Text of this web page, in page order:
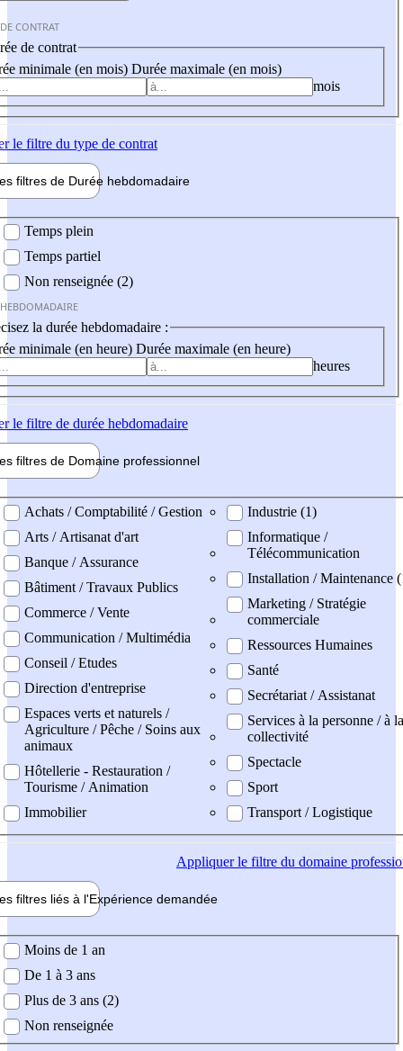
CONTRAT
de contrat
minimale (en mois) Durée maximale (en mois)
mois
le filtre du type de contrat
filtres de Durée hebdomadaire
Temps plein
Temps partiel
Non renseignée (2)
la durée hebdomadaire :
minimale (en heure) Durée maximale (en heure)
heures
le filtre de durée hebdomadaire
filtres de Domaine professionnel
professionel
Achats / Comptabilité / Gestion
Arts / Artisanat d'art
Banque / Assurance
Bâtiment / Travaux Publics
Commerce / Vente
Communication / Multimédia
Conseil / Etudes
Direction d'entreprise
Espaces verts et naturels /
Agriculture / Pêche / Soins aux
animaux
Hôtellerie - Restauration /
Tourisme / Animation
Immobilier
Industrie (1)
Informatique /
Télécommunication
Installation / Maintenance
Marketing / Stratégie
commerciale
Ressources Humaines
Santé
Secrétariat / Assistanat
Services à la personne / à la
collectivité
Spectacle
Sport
Transport / Logistique
Appliquerle filtre du domaine
filtres liés à l'Expérience demandée
demandée
Moins de 1 an
De 1 à 3 ans
Plus de 3 ans (2)
Non renseignée